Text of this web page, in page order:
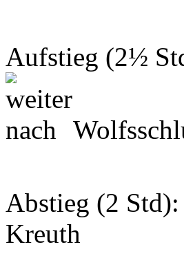
Aufstieg (2½
Abstieg (2
Kreuth